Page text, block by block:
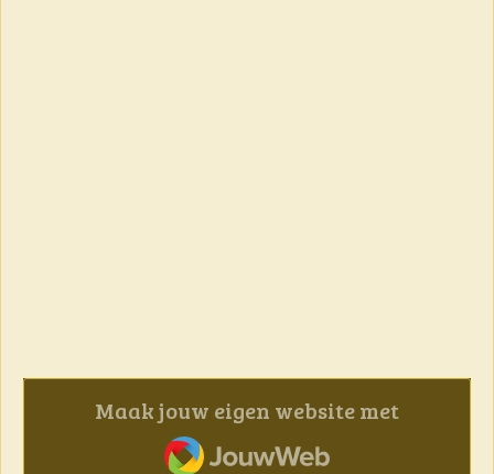
Maak jouw eigen website met
JouwWeb